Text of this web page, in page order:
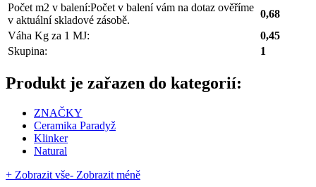
Počet m2 v balení:Počet v balení vám na dotaz ověříme
v aktuální skladové zásobě.
0,68
Váha Kg za 1 MJ:
0,45
Skupina:
1
Produkt je zařazen do kategorií:
ZNAČKY
Ceramika Paradyž
Klinker
Natural
+ Zobrazit vše- Zobrazit méně